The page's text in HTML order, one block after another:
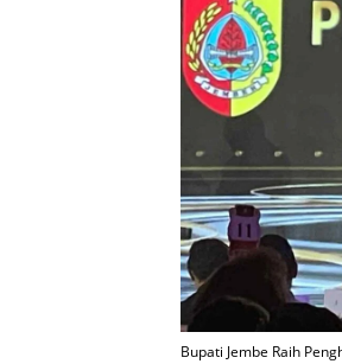
Bupati Jembe Raih